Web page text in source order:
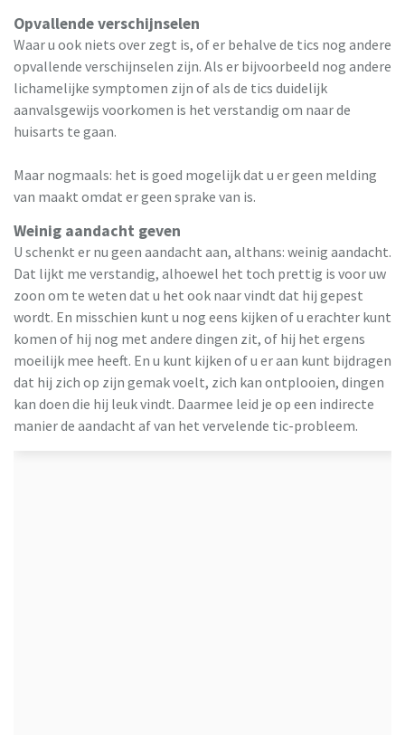
Opvallende verschijnselen
Waar u ook niets over zegt is, of er behalve de tics nog andere
opvallende verschijnselen zijn. Als er bijvoorbeeld nog andere
lichamelijke symptomen zijn of als de tics duidelijk
aanvalsgewijs voorkomen is het verstandig om naar de
huisarts te gaan.
Maar nogmaals: het is goed mogelijk dat u er geen melding
van maakt omdat er geen sprake van is.
Weinig aandacht geven
U schenkt er nu geen aandacht aan, althans: weinig aandacht.
Dat lijkt me verstandig, alhoewel het toch prettig is voor uw
zoon om te weten dat u het ook naar vindt dat hij gepest
wordt. En misschien kunt u nog eens kijken of u erachter kunt
komen of hij nog met andere dingen zit, of hij het ergens
moeilijk mee heeft. En u kunt kijken of u er aan kunt bijdragen
dat hij zich op zijn gemak voelt, zich kan ontplooien, dingen
kan doen die hij leuk vindt. Daarmee leid je op een indirecte
manier de aandacht af van het vervelende tic-probleem.